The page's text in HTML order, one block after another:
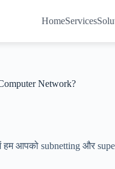
HomeServices
Network?
हम आपको subnetting और